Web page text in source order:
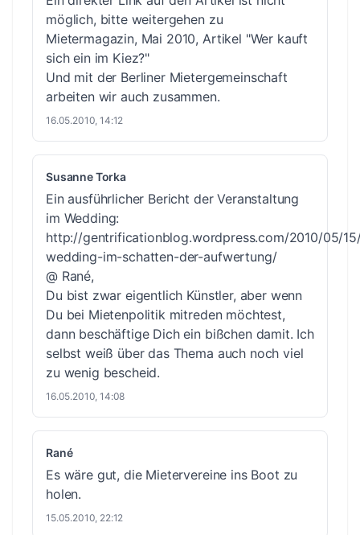
möglich, bitte weitergehen zu
Mietermagazin, Mai 2010, Artikel "Wer kauft
sich ein im Kiez?"
Und mit der Berliner Mietergemeinschaft
arbeiten wir auch zusammen.
16.05.2010, 14:12
Susanne Torka
Ein ausführlicher Bericht der Veranstaltung
im Wedding:
http://gentrificationblog.wordpress.com/2010/05/
wedding-im-schatten-der-aufwertung/
@ Rané,
Du bist zwar eigentlich Künstler, aber wenn
Du bei Mietenpolitik mitreden möchtest,
dann beschäftige Dich ein bißchen damit. Ich
selbst weiß über das Thema auch noch viel
zu wenig bescheid.
16.05.2010, 14:08
Rané
Es wäre gut, die Mietervereine ins Boot zu
holen.
15.05.2010, 22:12